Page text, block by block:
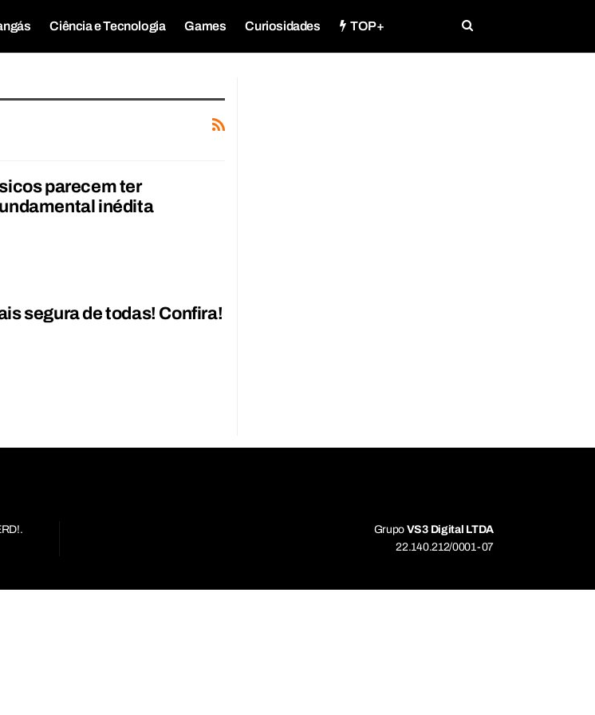
Ciência e Tecnologia Games Curiosidades TOP+
parecem ter
inédita
segura de todas! Confira!
Grupo VS3 Digital LTDA
22.140.212/0001-07